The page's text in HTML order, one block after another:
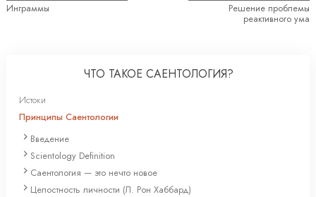
Инграммы Решение проблемы
реактивного ума
ЧТО ТАКОЕ САЕНТОЛОГИЯ?
Истоки
Принципы Саентологии
Введение
Scientology Definition
Саентология — это нечто новое
Целостность личности (Л. Рон Хаббард)